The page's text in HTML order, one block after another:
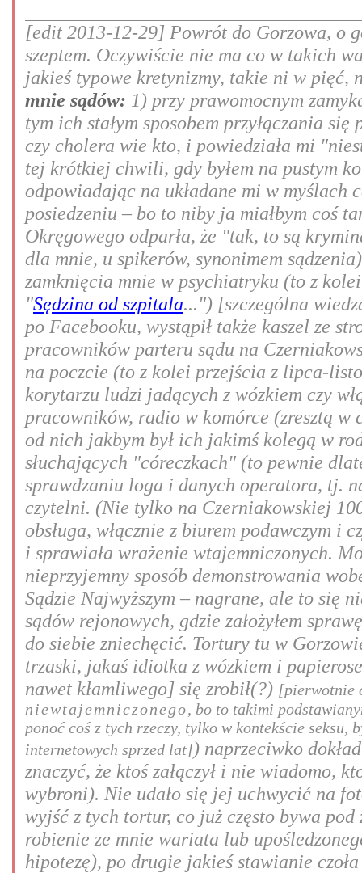
[edit 2013-12-29] Powrót do Gorzowa, o
szeptem. Oczywiście nie ma co w takich
jakieś typowe kretynizmy, takie ni w pięć,
mnie sądów: 1) przy prawomocnym
tym ich stałym sposobem przyłączania
czy cholera wie kto, i powiedziała mi
tej krótkiej chwili, gdy byłem na pustym
odpowiadając na układane mi w myślach
posiedzeniu – bo to niby ja miałbym coś
Okręgowego odparła, że "tak, to są
dla mnie, u spikerów, synonimem
zamknięcia mnie w psychiatryku (to z
"Sędzina od szpitala...") [szczególna
po Facebooku, wystąpił także kaszel ze
pracowników parteru sądu na
na poczcie (to z kolei przejścia z lipca-
korytarzu ludzi jadących z wózkiem czy
pracowników, radio w komórce (zresztą w
od nich jakbym był ich jakimś kolegą w
słuchających "córeczkach" (to pewnie
sprawdzaniu loga i danych operatora, tj.
czytelni. (Nie tylko na Czerniakowskiej
obsługa, włącznie z biurem podawczym i
i sprawiała wrażenie wtajemniczonych.
nieprzyjemny sposób demonstrowania
Sądzie Najwyższym – nagrane, ale to się
sądów rejonowych, gdzie założyłem
do siebie zniechęcić. Tortury tu w
trzaski, jakaś idiotka z wózkiem i
nawet kłamliwego] się zrobił(?) [pierwotnie
niewtajemniczonego, bo to takimi
ponoć coś z tych rzeczy, tylko w kontekście seksu,
internetowych sprzed lat]) naprzeciwko
znaczyć, że ktoś załączył i nie wiadomo,
wybroni). Nie udało się jej uchwycić na
wyjść z tych tortur, co już często bywa
robienie ze mnie wariata lub
hipotezę), po drugie jakieś stawianie